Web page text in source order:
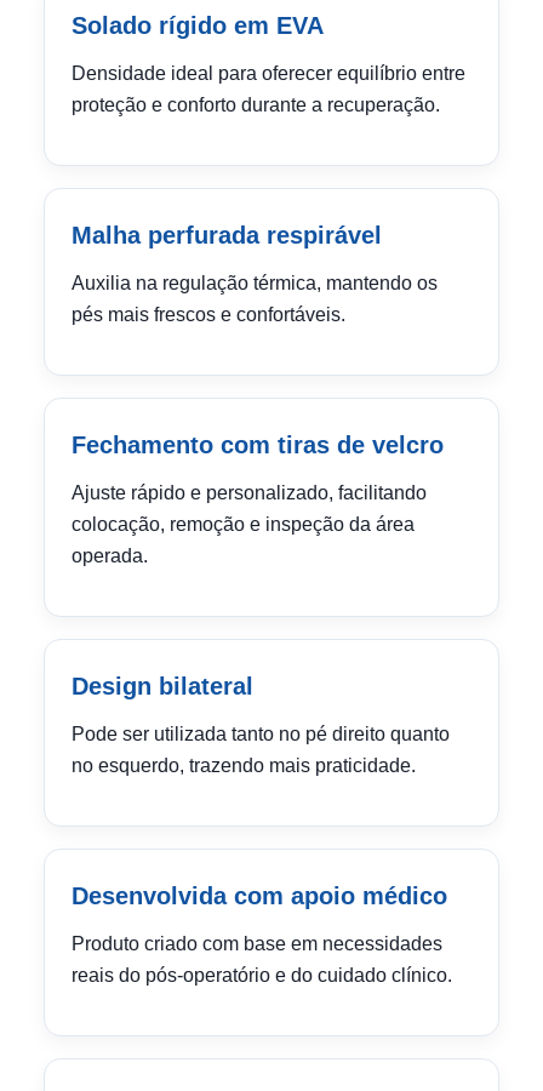
Solado rígido em EVA
Densidade ideal para oferecer equilíbrio entre
proteção e conforto durante a recuperação.
Malha perfurada respirável
Auxilia na regulação térmica, mantendo os
pés mais frescos e confortáveis.
Fechamento com tiras de velcro
Ajuste rápido e personalizado, facilitando
colocação, remoção e inspeção da área
operada.
Design bilateral
Pode ser utilizada tanto no pé direito quanto
no esquerdo, trazendo mais praticidade.
Desenvolvida com apoio médico
Produto criado com base em necessidades
reais do pós-operatório e do cuidado clínico.